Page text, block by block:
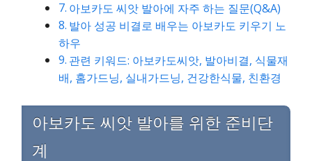
아보카도 씨앗 발아에 자주 하는 질문(Q&A)
발아 성공 비결로 배우는 아보카도 키우기 노
하우
관련 키워드: 아보카도씨앗, 발아비결, 식물재
배, 홈가드닝, 실내가드닝, 건강한식물, 친환경
아보카도 씨앗 발아를 위한 준비단
계